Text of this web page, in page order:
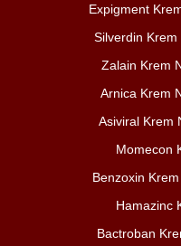
Expigment
Silverdin
Zalain Krem
Arnica Krem
Asiviral Krem
Momecon
Benzoxin
Hamazinc
Bactroban